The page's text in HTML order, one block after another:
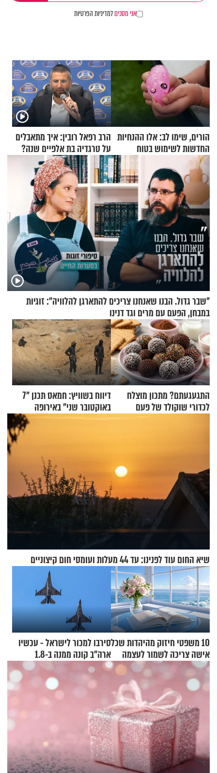
אני מסכיםלמדיניות הפרטיות
הורים, שימו לב: אלו ההנחיות
החדשות לשימוש בטוח
בסקווישי לאחר מקרי אשפוז
הרב רפאל רובין: איך מתאבלים
על טרגדיה בת אלפיים שנה?
"שבר גדול. הבנו שאנחנו צריכים להתארגן להלוויה": זוגיות
במבחן, הפעם עם מרים וגד דנינו
התגעגעתם? מתכון מוצלח
לכדורי שוקולד של פעם
דיווח בשוויץ: חמאס תכנן "7
באוקטובר שני" באירופה
שיא החום עוד לפנינו: עד 44 מעלות ועומסי חום קיצוניים
10 משפטי חיזוק מהיהדות שכל
אישה צריכה לשמור לעצמה
סירבו למכור לישראל - עכשיו
ארה"ב קונה ממנה ב-1.8
מיליארד דולר